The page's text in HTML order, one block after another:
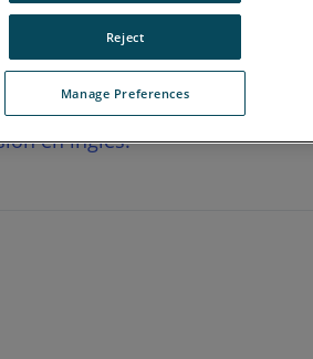
en inglés.
Manage Preferences
Reject